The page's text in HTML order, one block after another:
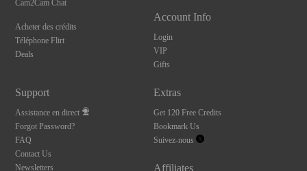
Cam2Cam Chat
Acheter des crédits
Téléphone Flirt
Deals
Account Info
Login
VIP
Gifts
Support
Assistance en direct
Forgot Password?
FAQ
Contact Us
Newsletters
Extras
Get 120 Free Credits
Bookmark Us
Suivez-nous
Affiliates